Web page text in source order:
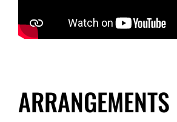
ARRANGEMENTS